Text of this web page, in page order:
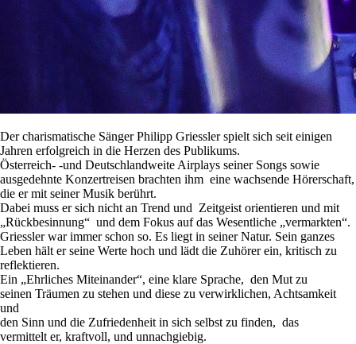
Der charismatische Sänger Philipp Griessler spielt sich seit einigen
Jahren erfolgreich in die Herzen des Publikums.
Österreich- -und Deutschlandweite Airplays seiner Songs sowie
ausgedehnte Konzertreisen brachten ihm eine wachsende Hörerschaft,
die er mit seiner Musik berührt.
Dabei muss er sich nicht an Trend und Zeitgeist orientieren und mit
„Rückbesinnung“ und dem Fokus auf das Wesentliche „vermarkten“.
Griessler war immer schon so. Es liegt in seiner Natur. Sein ganzes
Leben hält er seine Werte hoch und lädt die Zuhörer ein, kritisch zu
reflektieren.
Ein „Ehrliches Miteinander“, eine klare Sprache, den Mut zu
seinen Träumen zu stehen und diese zu verwirklichen, Achtsamkeit
und
den Sinn und die Zufriedenheit in sich selbst zu finden, das
vermittelt er, kraftvoll, und unnachgiebig.